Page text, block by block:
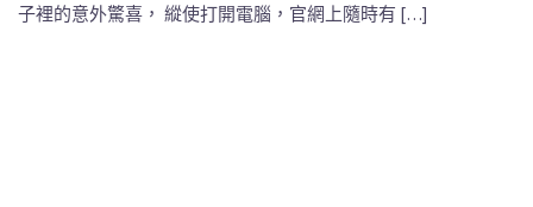
子裡的意外驚喜， 縱使打開電腦，官網上隨時有 […]